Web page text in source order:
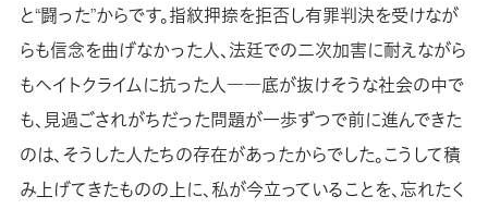
と“闘った”からです。指紋押捺を拒否し有罪判決を受けなが
らも信念を曲げなかった人、法廷での二次加害に耐えながら
もヘイトクライムに抗った人――底が抜けそうな社会の中で
も、見過ごされがちだった問題が一歩ずつで前に進んできた
のは、そうした人たちの存在があったからでした。こうして積
み上げてきたものの上に、私が今立っていることを、忘れたく